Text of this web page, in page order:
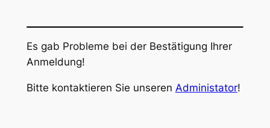
Es gab Probleme bei der Bestätigung Ihrer
Anmeldung!
Bitte kontaktieren Sie unseren Administator!